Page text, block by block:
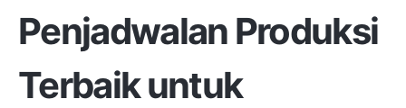
Penjadwalan Produksi
Terbaik untuk